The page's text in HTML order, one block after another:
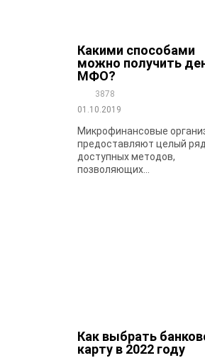
Какими способами
можно получить
МФО?
3878
01.10.2019
Микрофинансовые
предоставляют целый ряд
доступных методов,
позволяющих...
Как выбрать
карту в 2022 году